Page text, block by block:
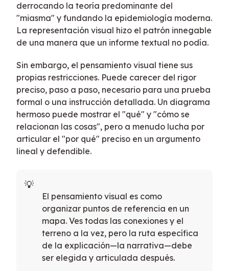
derrocando la teoría predominante del
"miasma" y fundando la epidemiología moderna.
La representación visual hizo el patrón innegable
de una manera que un informe textual no podía.
Sin embargo, el pensamiento visual tiene sus
propias restricciones. Puede carecer del rigor
preciso, paso a paso, necesario para una prueba
formal o una instrucción detallada. Un diagrama
hermoso puede mostrar el "qué" y "cómo se
relacionan las cosas", pero a menudo lucha por
articular el "por qué" preciso en un argumento
lineal y defendible.
El pensamiento visual es como
organizar puntos de referencia en un
mapa. Ves todas las conexiones y el
terreno a la vez, pero la ruta específica
de la explicación—la narrativa—debe
ser elegida y articulada después.